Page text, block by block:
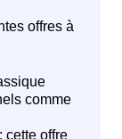
offres à